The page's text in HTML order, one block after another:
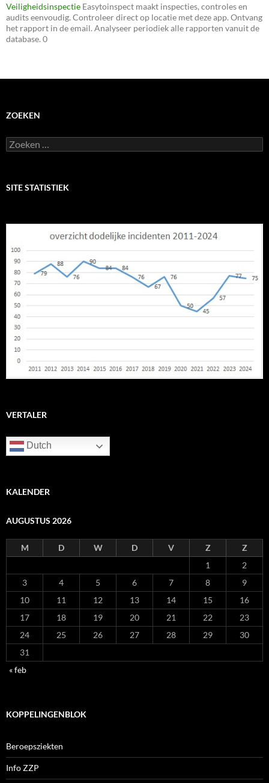
Veiligheidsinspectie Easytoinspect maakt inspecties, controles en
audits eenvoudig. Controleer direct op locatie met deze app. Ontvang
het rapport in de email. Analyseer periodiek alle rapporten vanuit de
database. 0
ZOEKEN
Zoeken
naar:
SITE STATISTIEK
VERTALER
Dutch
KALENDER
AUGUSTUS 2026
M D W D V Z
Z
1
2
3
4 5 6 7 8
9
10
11 12 13 14 15
16
17
18 19 20 21 22
23
24
25 26 27 28 29
30
31
« feb
KOPPELINGENBLOK
Beroepsziekten
Info ZZP